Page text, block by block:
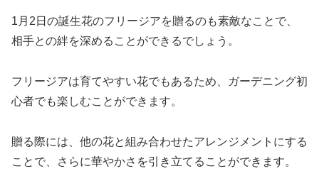
1月2日の誕生花のフリージアを贈るのも素敵なことで、
相手との絆を深めることができるでしょう。
フリージアは育てやすい花でもあるため、ガーデニング初
心者でも楽しむことができます。
贈る際には、他の花と組み合わせたアレンジメントにする
ことで、さらに華やかさを引き立てることができます。